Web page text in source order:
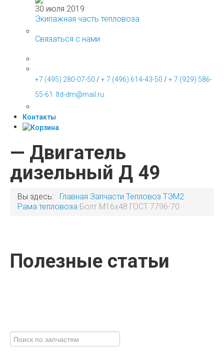
30 июля 2019
Экипажная часть тепловоза
Связаться с нами
+7 (495) 280-07-50 / + 7 (496) 614-43-50 / + 7 (929) 586-
55-61
ltd-dm@mail.ru
Контакты
— Двигатель
дизельный Д 49
Вы здесь: Главная Запчасти Тепловоз ТЭМ2
Рама тепловоза Болт М16х48 ГОСТ 7796-70
Полезные статьи